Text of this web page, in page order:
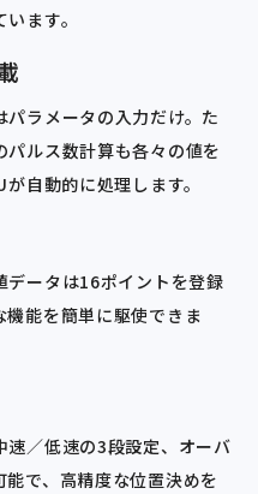
ます。
ラメータの入力だけ。た
ルス数計算も各々の値を
自動的に処理します。
データは16ポイントを登録
能を簡単に駆使できま
速／低速の3段設定、オーバ
で、高精度な位置決めを